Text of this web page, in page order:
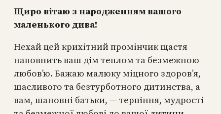
Щиро вітаю з народженням вашого
маленького дива!
Нехай цей крихітний промінчик щастя
наповнить ваш дім теплом та безмежною
любов’ю. Бажаю малюку міцного здоров’я,
щасливого та безтурботного дитинства, а
вам, шановні батьки, — терпіння, мудрості